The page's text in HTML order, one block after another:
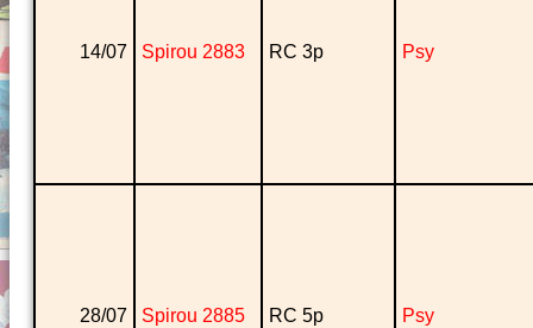
14/07 Spirou 2883 RC 3p Psy
28/07 Spirou 2885 RC 5p Psy